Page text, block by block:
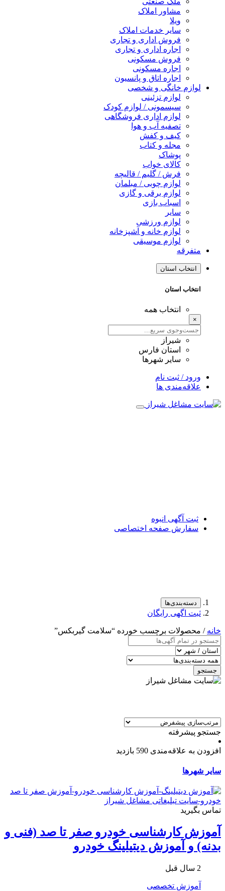
مشاور املاک
ویلا
سایر خدمات املاک
فروش اداری و تجاری
اجاره اداری و تجاری
فروش مسکونی
اجاره مسکونی
اجاره اتاق و پانسیون
لوازم خانگی و شخصی
لوازم تزئینی
سیسمونی / لوازم کودک
لوازم اداری فروشگاهی
تصفیه آب و هوا
کیف و کفش
مجله و کتاب
پوشاک
کالای خواب
فرش / گلیم / قالیچه
لوازم چوبی / مبلمان
لوازم برقی و گازی
اسباب بازی
سایر
لوازم ورزشی
لوازم خانه و آشپزخانه
لوازم موسیقی
متفرقه
انتخاب استان
انتخاب استان
انتخاب همه
×
شیراز
استان فارس
سایر شهرها
ورود / ثبت نام
علاقه‌مندی ها
ثبت آگهی انبوه
سفارش صفحه اختصاصی
دسته‌بندی‌ها
ثبت اگهی رایگان
خانه / محصولات برچسب خورده “سلامت گیربكس”
جستجو
جستجو پیشرفته
افزودن به علاقه‌مندی 590 بازدید
سایر شهرها
تماس بگیرید
آموزش كارشناسی خودرو صفر تا صد (فنی و
بدنه) و آموزش دیتیلینگ خودرو
2 سال قبل
آموزش تخصصی